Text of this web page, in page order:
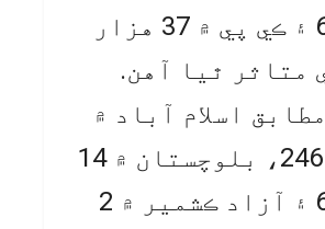
هزار 602 ۽ ڪي پي ۾ 37 هزار
متاثر ٿيا آهن.
اسلام آباد ۾
16 هزار 246، بلوچستان ۾ 14
هزار 607 ۽ آزاد ڪشمير ۾ 2